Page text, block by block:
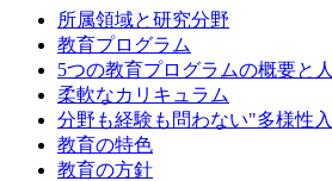
所属領域と研究分野
教育プログラム
5つの教育プログラムの概要と
柔軟なカリキュラム
分野も経験も問わない"多様性
教育の特色
教育の方針